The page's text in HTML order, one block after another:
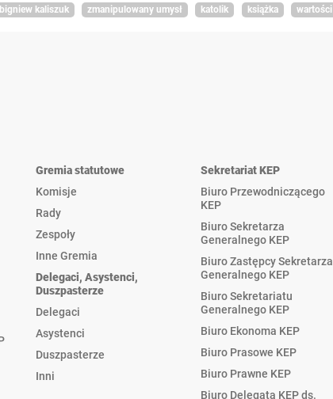
kaliszuk zmanipulowany umysł katolik książka wartości
Gremia statutowe
Komisje
Rady
Zespoły
Inne Gremia
Delegaci, Asystenci,
Duszpasterze
Delegaci
Asystenci
Duszpasterze
Inni
Sekretariat KEP
Biuro Przewodniczącego
KEP
Biuro Sekretarza
Generalnego KEP
Biuro Zastępcy Sekretarza
Generalnego KEP
Biuro Sekretariatu
Generalnego KEP
Biuro Ekonoma KEP
Biuro Prasowe KEP
Biuro Prawne KEP
Biuro Delegata KEP ds.